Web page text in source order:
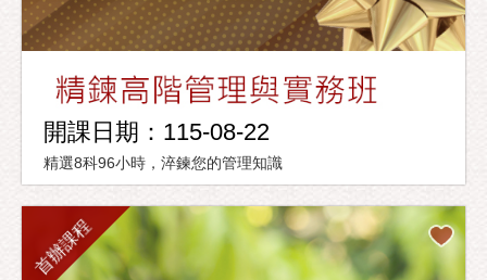
開課日期：115-08-22
精選8科96小時，淬鍊您的管理知識
首辦課程